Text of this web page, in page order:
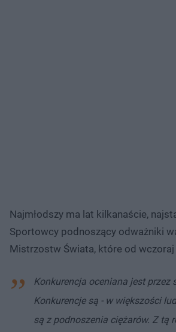
Najmłodszy ma lat kilkanaście,
Sportowcy podnoszący odważniki
Mistrzostw Świata, które od
Konkurencja oceniana jest przez
Konkurencje są - w większości
są z podnoszenia ciężarów. Z tą